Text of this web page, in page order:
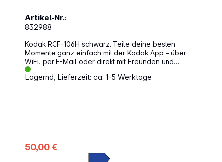
Artikel-Nr.:
832988
Kodak RCF-106H schwarz. Teile deine besten
Momente ganz einfach mit der Kodak App – über
WiFi, per E-Mail oder direkt mit Freunden und
Familie. Unterstützt 2,4-GHz WLAN-Verbindungen
und lade unbegrenzt viele Liebste ein, deine Fotos
Fi mit der Kodak Classic Frame App teilen. Sofortige
Benachrichtigungen und praktische FunktionenDer
Rahmen zeigt dir eine Benachrichtigung an, wenn
Lagernd, Lieferzeit: ca. 1-5 Werktage
50,00 €